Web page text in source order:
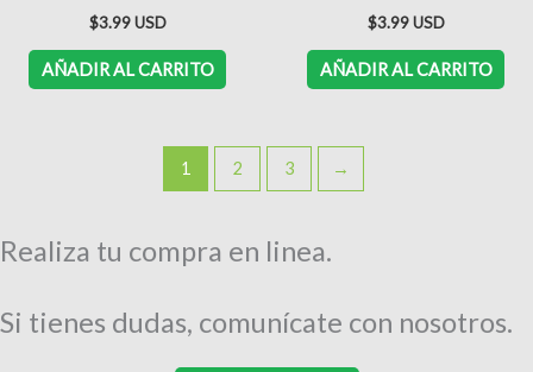
$3.99
AÑADIR AL CARRITO
$3.99
AÑADIR AL CARRITO
1 2 3 →
Realiza tu compra en linea.
Si tienes dudas, comunícate con nosotros.